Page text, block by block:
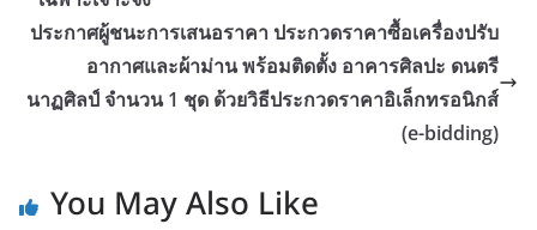
ประกาศผู้ชนะการเสนอราคา ประกวดราคาซื้อเครื่องปรับ
อากาศและผ้าม่าน พร้อมติดตั้ง อาคารศิลปะ ดนตรี
นาฏศิลป์ จำนวน 1 ชุด ด้วยวิธีประกวดราคาอิเล็กทรอนิกส์
(e-bidding)
You May Also Like